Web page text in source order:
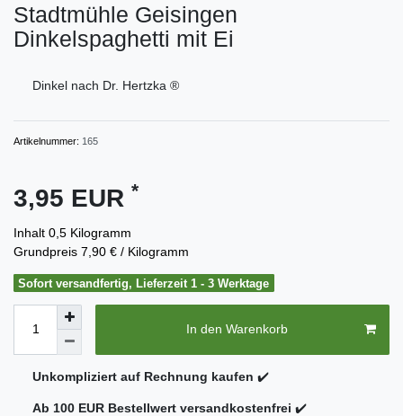
Stadtmühle Geisingen
Dinkelspaghetti mit Ei
Dinkel nach Dr. Hertzka ®
Artikelnummer: 165
3,95 EUR *
Inhalt 0,5 Kilogramm
Grundpreis 7,90 € / Kilogramm
Sofort versandfertig, Lieferzeit 1 - 3 Werktage
In den Warenkorb
Unkompliziert auf Rechnung kaufen ✔️
Ab 100 EUR Bestellwert versandkostenfrei ✔️